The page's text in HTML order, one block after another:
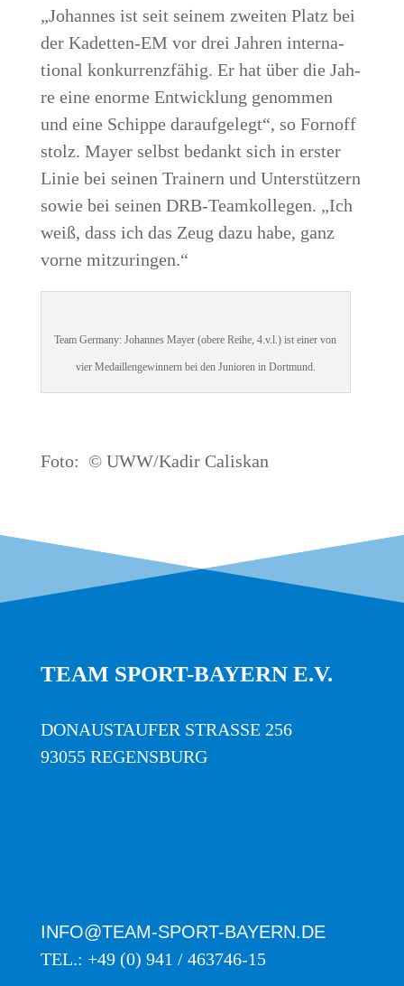
„Johan­nes ist seit sei­nem zwei­ten Platz bei
der Kadet­ten-EM vor drei Jah­ren inter­na­
tio­nal kon­kur­renz­fä­hig. Er hat über die Jah­
re eine enor­me Ent­wick­lung genom­men
und eine Schip­pe dar­auf­ge­legt“, so Forn­off
stolz. May­er selbst bedankt sich in ers­ter
Linie bei sei­nen Trai­nern und Unter­stüt­zern
sowie bei sei­nen DRB-Team­kol­le­gen. „Ich
weiß, dass ich das Zeug dazu habe, ganz
vor­ne mitzuringen.“
Team Ger­ma­ny: Johan­nes May­er (obe­re Rei­he, 4.v.l.) ist einer von
vier Medail­len­ge­win­nern bei den Junio­ren in Dortmund.
Foto: © UWW/Kadir Caliskan
TEAM SPORT-BAYERN E.V.
DONAUSTAUFER STRASSE 256
93055 REGENSBURG
INFO@TEAM-SPORT-BAYERN.DE
TEL.: +49 (0) 941 / 463746-15